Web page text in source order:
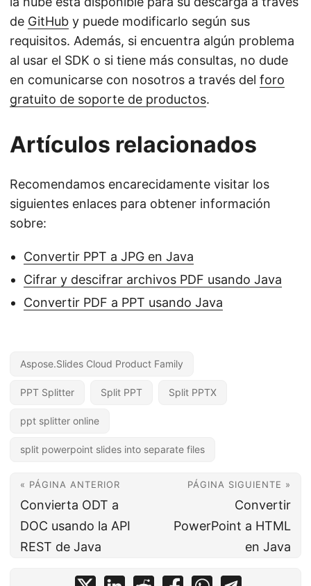
de GitHub y puede modificarlo según sus
requisitos. Además, si encuentra algún problema
al usar el SDK o si tiene más consultas, no dude
en comunicarse con nosotros a través del foro
gratuito de soporte de productos.
Artículos relacionados
Recomendamos encarecidamente visitar los
siguientes enlaces para obtener información
sobre:
Convertir PPT a JPG en Java
Cifrar y descifrar archivos PDF usando Java
Convertir PDF a PPT usando Java
Aspose.Slides Cloud Product Family
PPT Splitter Split PPT Split PPTX
ppt splitter online
split powerpoint slides into separate files
« PÁGINA ANTERIOR
Convierta ODT a
DOC usando la API
REST de Java
PÁGINA SIGUIENTE »
Convertir
PowerPoint a HTML
en Java